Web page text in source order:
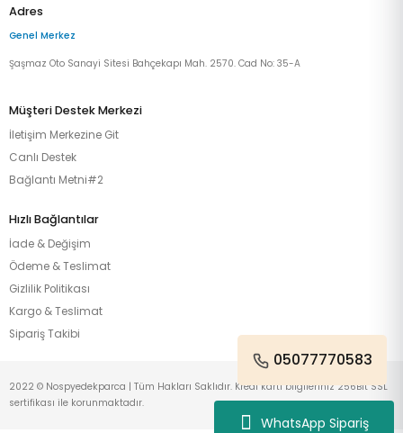
WhatsApp Sipariş
Adres
Genel Merkez
Şaşmaz Oto Sanayi Sitesi Bahçekapı Mah. 2570. Cad No: 35-A
Müşteri Destek Merkezi
İletişim Merkezine Git
Canlı Destek
Bağlantı Metni#2
Hızlı Bağlantılar
İade & Değişim
Ödeme & Teslimat
Gizlilik Politikası
Kargo & Teslimat
Sipariş Takibi
05077770583
2022 © Nospyedekparca | Tüm Hakları Saklıdır. Kredi kartı bilgileriniz 256Bit SSL
sertifikası ile korunmaktadır.